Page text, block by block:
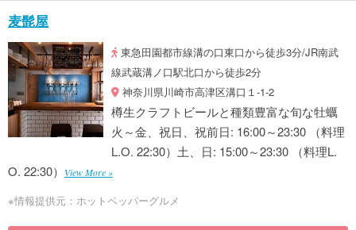
麦髭屋
東急田園都市線溝の口東口から徒歩3分/JR南武
線武蔵溝ノ口駅北口から徒歩2分
神奈川県川崎市高津区溝口１-1-2
樽生クラフトビールと種類豊富な旬な牡蠣
火～金、祝日、祝前日: 16:00～23:30 （料理
L.O. 22:30）土、日: 15:00～23:30 （料理L.
O. 22:30）
View More »
※情報提供元：ホットペッパーグルメ